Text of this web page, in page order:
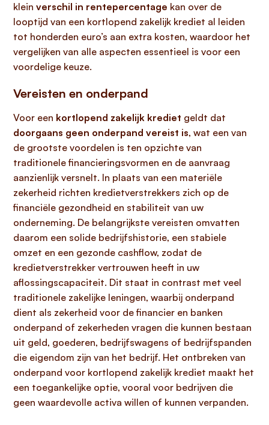
klein verschil in rentepercentage kan over de
looptijd van een kortlopend zakelijk krediet al leiden
tot honderden euro’s aan extra kosten, waardoor het
vergelijken van alle aspecten essentieel is voor een
voordelige keuze.
Vereisten en onderpand
Voor een kortlopend zakelijk krediet geldt dat
doorgaans geen onderpand vereist is, wat een van
de grootste voordelen is ten opzichte van
traditionele financieringsvormen en de aanvraag
aanzienlijk versnelt. In plaats van een materiële
zekerheid richten kredietverstrekkers zich op de
financiële gezondheid en stabiliteit van uw
onderneming. De belangrijkste vereisten omvatten
daarom een solide bedrijfshistorie, een stabiele
omzet en een gezonde cashflow, zodat de
kredietverstrekker vertrouwen heeft in uw
aflossingscapaciteit. Dit staat in contrast met veel
traditionele zakelijke leningen, waarbij onderpand
dient als zekerheid voor de financier en banken
onderpand of zekerheden vragen die kunnen bestaan
uit geld, goederen, bedrijfswagens of bedrijfspanden
die eigendom zijn van het bedrijf. Het ontbreken van
onderpand voor kortlopend zakelijk krediet maakt het
een toegankelijke optie, vooral voor bedrijven die
geen waardevolle activa willen of kunnen verpanden.